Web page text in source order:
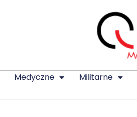
Medyczne Militarne